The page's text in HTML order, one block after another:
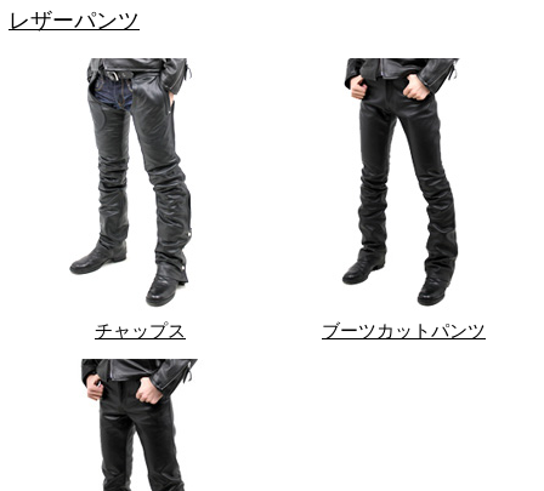
レザーパンツ
チャップス ブーツカットパンツ